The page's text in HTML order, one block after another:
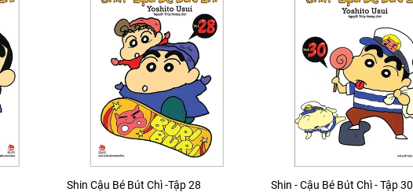
Shin Cậu Bé Bút Chì -Tập 28 Shin - Cậu Bé Bút Chì - Tập 30